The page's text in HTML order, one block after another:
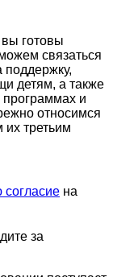
готовы
связаться
поддержку,
детям, а также
программах и
относимся
третьим
согласие на
за